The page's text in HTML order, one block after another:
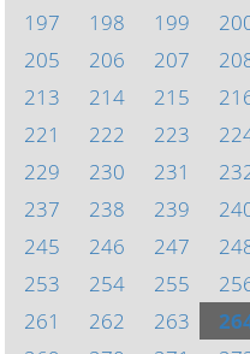
197
198 199
205
206 207
213
214 215
221
222 223
229
230 231
237
238 239
245
246 247
253
254 255
261
262 263